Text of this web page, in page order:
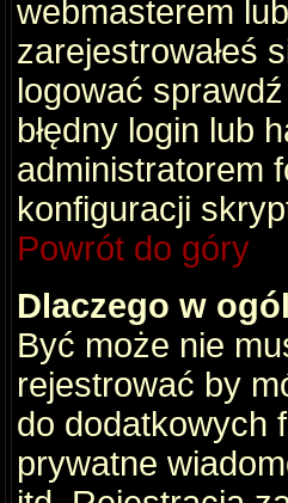
webmasterem
zarejestrowałeś
logować
błędny login lub
administratorem
konfiguracji
Powrót do góry
Dlaczego w
Być może nie
rejestrować by
do dodatkowych
prywatne